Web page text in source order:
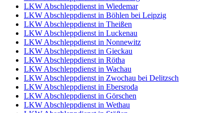
LKW Abschleppdienst in Wiedemar
LKW Abschleppdienst in Böhlen bei Leipzig
LKW Abschleppdienst in Theißen
LKW Abschleppdienst in Luckenau
LKW Abschleppdienst in Nonnewitz
LKW Abschleppdienst in Gieckau
LKW Abschleppdienst in Rötha
LKW Abschleppdienst in Wachau
LKW Abschleppdienst in Zwochau bei Delitzsch
LKW Abschleppdienst in Ebersroda
LKW Abschleppdienst in Görschen
LKW Abschleppdienst in Wethau